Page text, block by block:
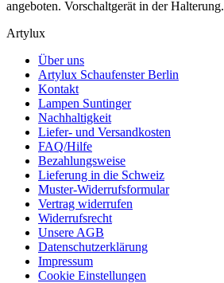
angeboten. Vorschaltgerät in der Halterung.
Artylux
Über uns
Artylux Schaufenster Berlin
Kontakt
Lampen Suntinger
Nachhaltigkeit
Liefer- und Versandkosten
FAQ/Hilfe
Bezahlungsweise
Lieferung in die Schweiz
Muster-Widerrufsformular
Vertrag widerrufen
Widerrufsrecht
Unsere AGB
Datenschutzerklärung
Impressum
Cookie Einstellungen